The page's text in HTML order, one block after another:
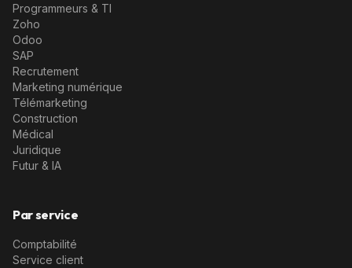
Programmeurs & TI
Zoho
Odoo
SAP
Recrutement
Marketing numérique
Télémarketing
Construction
Médical
Juridique
Futur & IA
Par service
Comptabilité
Service client